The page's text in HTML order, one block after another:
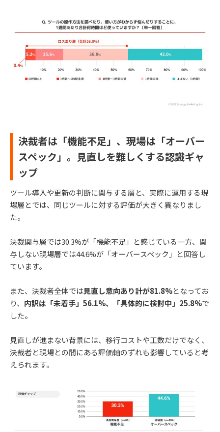
決裁者は「機能不足」、現場は「オーバー
スペック」。見直しを難しくする認識ギャ
ップ
ツール導入や更新の判断に関与する層と、実際に運用する現
場層とでは、同じツールに対する評価が大きく異なりまし
た。
決裁関与層では30.3%が「機能不足」と感じている一方、関
与しない現場層では44.6%が「オーバースペック」と回答し
ています。
また、決裁者全体では見直し意向あり計が81.8%となってお
り、 内訳は「未着手」56.1%、「具体的に検討中」25.8%で
した。
見直しが進まない背景には、移行コストや工数だけでなく、
決裁者と現場との間にある評価軸のずれも影響していると考
えられます。